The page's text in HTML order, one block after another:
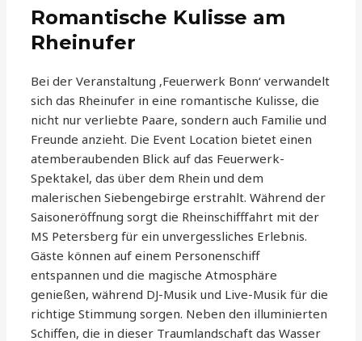
Romantische Kulisse am
Rheinufer
Bei der Veranstaltung ‚Feuerwerk Bonn‘ verwandelt
sich das Rheinufer in eine romantische Kulisse, die
nicht nur verliebte Paare, sondern auch Familie und
Freunde anzieht. Die Event Location bietet einen
atemberaubenden Blick auf das Feuerwerk-
Spektakel, das über dem Rhein und dem
malerischen Siebengebirge erstrahlt. Während der
Saisoneröffnung sorgt die Rheinschifffahrt mit der
MS Petersberg für ein unvergessliches Erlebnis.
Gäste können auf einem Personenschiff
entspannen und die magische Atmosphäre
genießen, während DJ-Musik und Live-Musik für die
richtige Stimmung sorgen. Neben den illuminierten
Schiffen, die in dieser Traumlandschaft das Wasser